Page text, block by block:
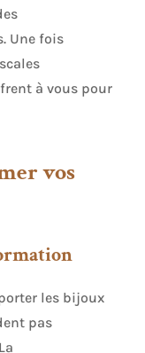
Une fois
à vous pour
vos
les bijoux
pas